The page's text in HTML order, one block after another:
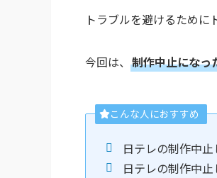
トラブルを避けるため
今回は、 制作中止になっ
こんな人におすすめ
日テレの制作中
日テレの制作中